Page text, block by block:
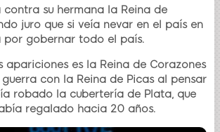
contra su hermana la Reina de
juro que si veía nevar en el país en
por gobernar todo el país.
apariciones es la Reina de Corazones
con la Reina de Picas al pensar
robado la cubertería de Plata, que
regalado hacia 20 años.